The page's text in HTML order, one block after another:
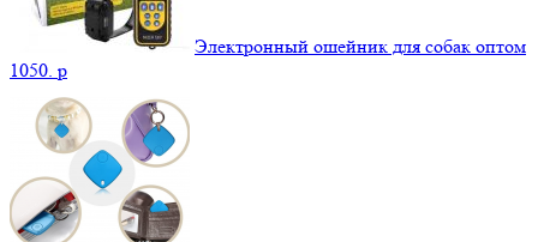
Электронный ошейник для собак оптом
1050. p